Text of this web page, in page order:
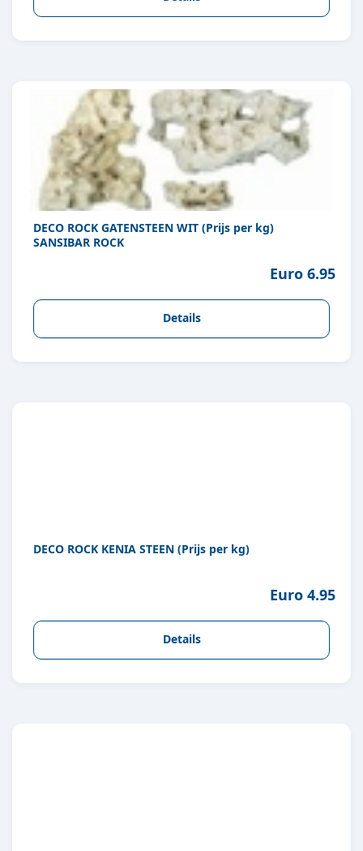
DECO ROCK GATENSTEEN WIT (Prijs per kg)
SANSIBAR ROCK
Euro 6.95
Details
DECO ROCK KENIA STEEN (Prijs per kg)
Euro 4.95
Details